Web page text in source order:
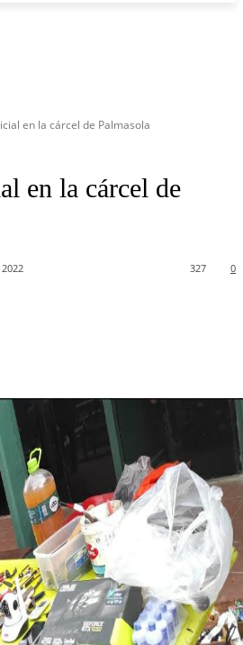
en la cárcel de Palmasola
en la cárcel de
0
327